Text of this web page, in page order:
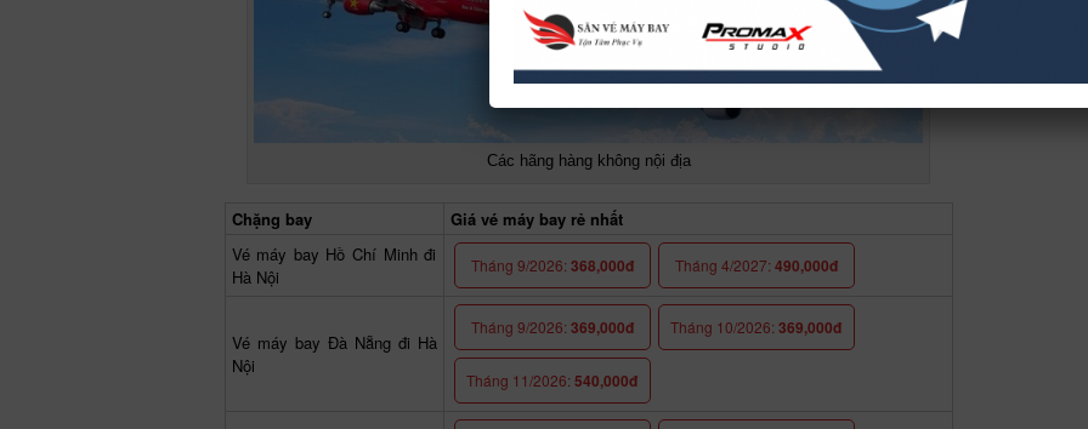
Các hãng hàng không nội địa
Chặng bay
Giá vé máy bay rẻ nhất
Vé máy bay Hồ Chí Minh đi
Hà Nội
Tháng 9/2026: 368,000đ Tháng 4/2027: 490,000đ
Vé máy bay Đà Nẵng đi Hà
Nội
Tháng 9/2026: 369,000đ Tháng 10/2026: 369,000đ
Tháng 11/2026: 540,000đ